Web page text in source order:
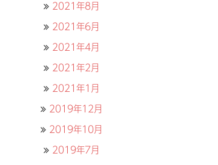
2021年8月
2021年6月
2021年4月
2021年2月
2021年1月
2019年12月
2019年10月
2019年7月